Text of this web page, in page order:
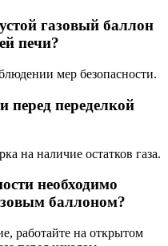
газовый баллон
печи?
мер безопасности.
перед переделкой
на наличие остатков газа.
необходимо
баллоном?
работайте на открытом